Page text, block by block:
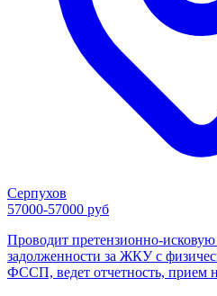
Серпухов
57000-57000 руб
Проводит претензионно-
задолженности за ЖКУ с
ФССП, ведет отчетность, прием